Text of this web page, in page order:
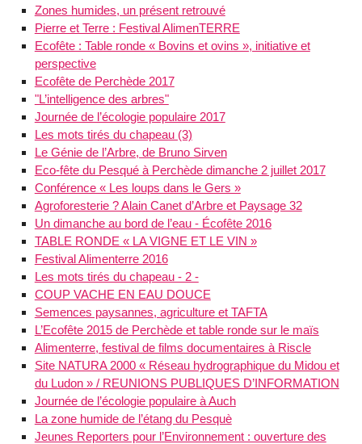
Zones humides, un présent retrouvé
Pierre et Terre : Festival AlimenTERRE
Ecofête : Table ronde « Bovins et ovins », initiative et
perspective
Ecofête de Perchède 2017
"L’intelligence des arbres"
Journée de l’écologie populaire 2017
Les mots tirés du chapeau (3)
Le Génie de l’Arbre, de Bruno Sirven
Eco-fête du Pesqué à Perchède dimanche 2 juillet 2017
Conférence « Les loups dans le Gers »
Agroforesterie ? Alain Canet d’Arbre et Paysage 32
Un dimanche au bord de l’eau - Écofête 2016
TABLE RONDE « LA VIGNE ET LE VIN »
Festival Alimenterre 2016
Les mots tirés du chapeau - 2 -
COUP VACHE EN EAU DOUCE
Semences paysannes, agriculture et TAFTA
L’Ecofête 2015 de Perchède et table ronde sur le maïs
Alimenterre, festival de films documentaires à Riscle
Site NATURA 2000 « Réseau hydrographique du Midou et
du Ludon » / REUNIONS PUBLIQUES D’INFORMATION
Journée de l’écologie populaire à Auch
La zone humide de l’étang du Pesquè
Jeunes Reporters pour l’Environnement : ouverture des